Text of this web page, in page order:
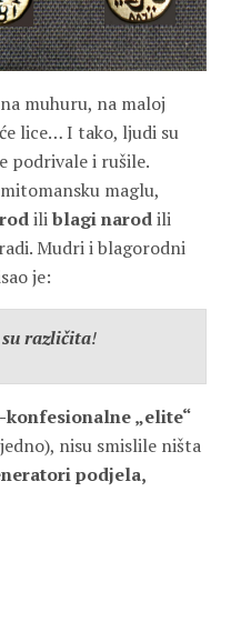
muhuru, na maloj
lice… I tako, ljudi su
podrivale i rušile.
maglu,
iliblagi narodili
Mudri i blagorodni
je:
različita!
konfesionalne „elite“
nisu smislile ništa
podjela,